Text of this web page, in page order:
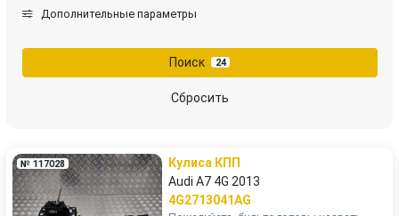
Дополнительные параметры
Поиск 24
Сбросить
№ 117028
Кулиса КПП
Audi A7 4G 2013
4G2713041AG